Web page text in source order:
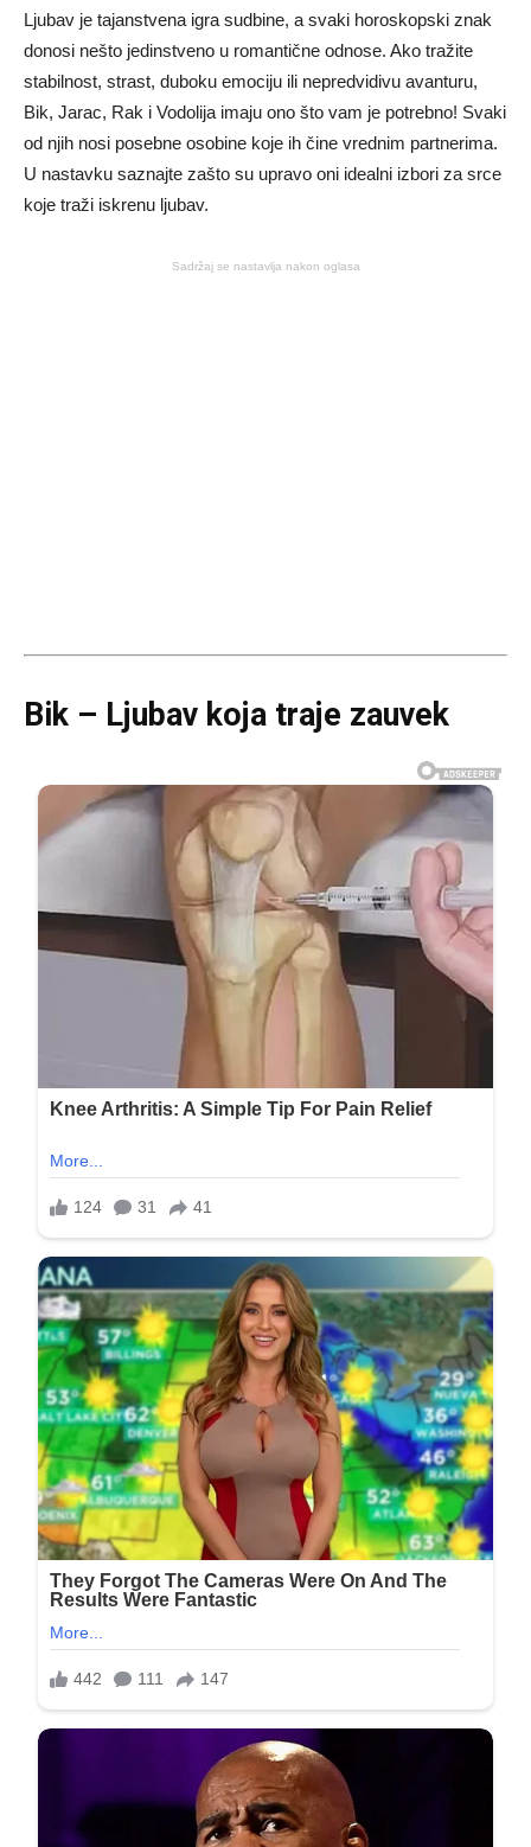
Ljubav je tajanstvena igra sudbine, a svaki horoskopski znak
donosi nešto jedinstveno u romantične odnose. Ako tražite
stabilnost, strast, duboku emociju ili nepredvidivu avanturu,
Bik, Jarac, Rak i Vodolija imaju ono što vam je potrebno! Svaki
od njih nosi posebne osobine koje ih čine vrednim partnerima.
U nastavku saznajte zašto su upravo oni idealni izbori za srce
koje traži iskrenu ljubav.
Sadržaj se nastavlja nakon oglasa
Bik – Ljubav koja traje zauvek